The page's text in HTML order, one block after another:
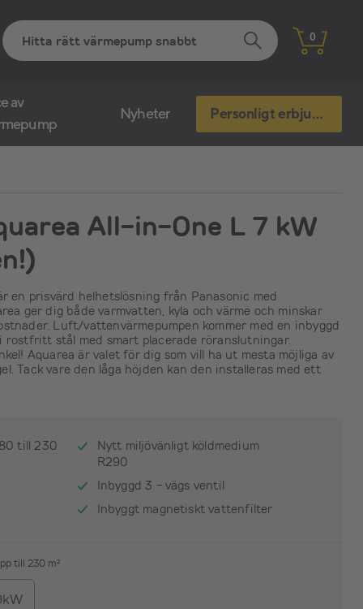
0
av
Nyheter Personligt erbjudande
All-in-One L 7 kW
en prisvärd helhetslösning från Panasonic med
ger dig både varmvatten, kyla och värme och minskar
Luft/vattenvärmepumpen kommer med en inbyggd
rostfritt stål med smart placerade röranslutningar.
Aquarea är valet för dig som vill ha ut mesta möjliga av
Tack vare den låga höjden kan den installeras med ett
till 230
Nytt miljövänligt köldmedium
R290
Inbyggd 3 - vägs ventil
Inbyggt magnetiskt vattenfilter
till 230 m²